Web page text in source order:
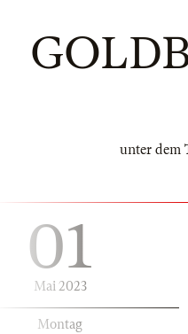
unter dem
01
Mai 2023
Montag